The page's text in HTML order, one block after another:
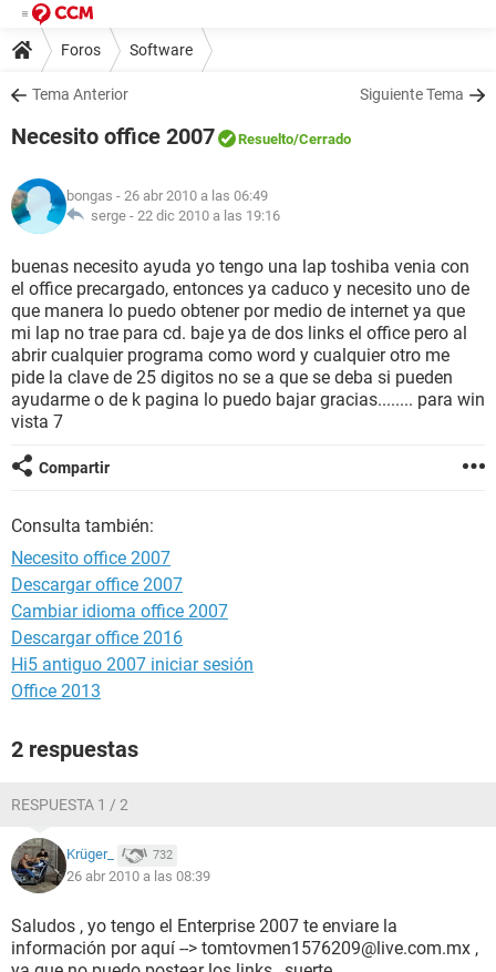
Foros Software
Tema Anterior Siguiente Tema
Necesito office 2007 Resuelto/Cerrado
bongas - 26 abr 2010 a las 06:49
serge - 22 dic 2010 a las 19:16
buenas necesito ayuda yo tengo una lap toshiba venia con
el office precargado, entonces ya caduco y necesito uno de
que manera lo puedo obtener por medio de internet ya que
mi lap no trae para cd. baje ya de dos links el office pero al
abrir cualquier programa como word y cualquier otro me
pide la clave de 25 digitos no se a que se deba si pueden
ayudarme o de k pagina lo puedo bajar gracias........ para win
vista 7
Compartir
Consulta también:
Necesito office 2007
Descargar office 2007
Cambiar idioma office 2007
Descargar office 2016
Hi5 antiguo 2007 iniciar sesión
Office 2013
2 respuestas
RESPUESTA 1 / 2
Krüger_ 732
26 abr 2010 a las 08:39
Saludos , yo tengo el Enterprise 2007 te enviare la
información por aquí --> tomtovmen1576209@live.com.mx ,